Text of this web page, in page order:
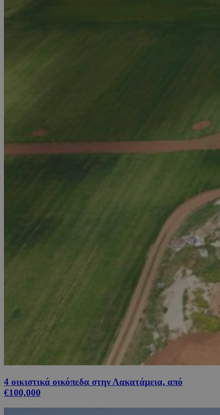
4 οικιστικά οικόπεδα στην Λακατάμεια, από
€100,000